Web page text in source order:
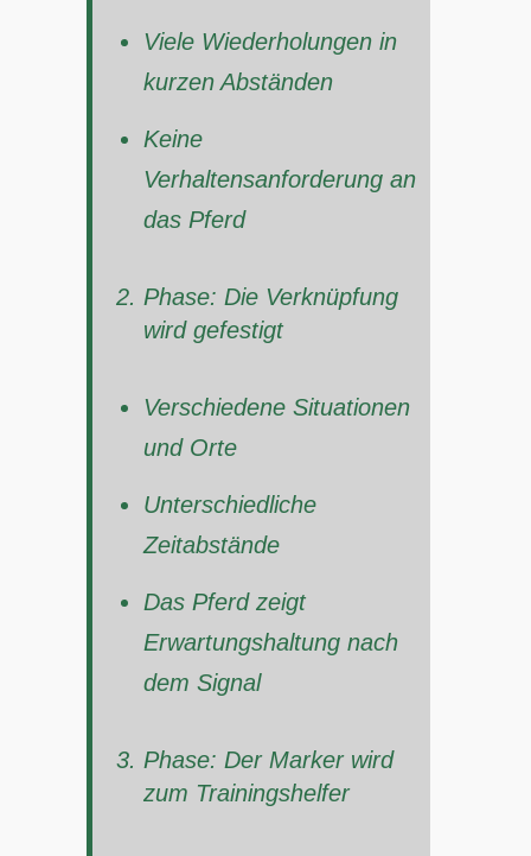
Viele Wiederholungen in
kurzen Abständen
Keine
Verhaltensanforderung an
das Pferd
Phase: Die Verknüpfung
wird gefestigt
Verschiedene Situationen
und Orte
Unterschiedliche
Zeitabstände
Das Pferd zeigt
Erwartungshaltung nach
dem Signal
Phase: Der Marker wird
zum Trainingshelfer